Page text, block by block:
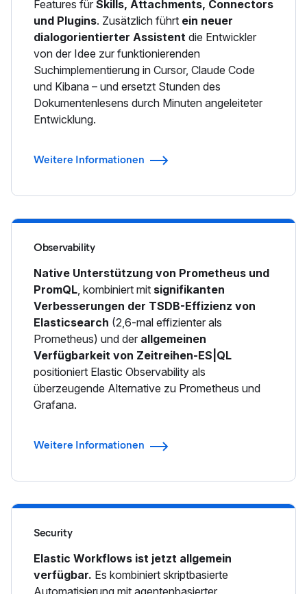
Features für Skills, Attachments, Connectors
und Plugins. Zusätzlich führt ein neuer
dialogorientierter Assistent die Entwickler
von der Idee zur funktionierenden
Suchimplementierung in Cursor, Claude Code
und Kibana – und ersetzt Stunden des
Dokumentenlesens durch Minuten angeleiteter
Entwicklung.
Weitere Informationen
Observability
Native Unterstützung von Prometheus und
PromQL , kombiniert mit signifikanten
Verbesserungen der TSDB-Effizienz von
Elasticsearch (2,6-mal effizienter als
Prometheus) und der allgemeinen
Verfügbarkeit von Zeitreihen-ES|QL
positioniert Elastic Observability als
überzeugende Alternative zu Prometheus und
Grafana.
Weitere Informationen
Security
Elastic Workflows ist jetzt allgemein
verfügbar. Es kombiniert skriptbasierte